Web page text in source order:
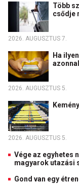
Több
csődje
2026. AUGUSZTUS 7.
Ha
2026. AUGUSZTUS 5.
2026. AUGUSZTUS 5.
Vége az egyhetes
magyarok utazási
Gond van egy